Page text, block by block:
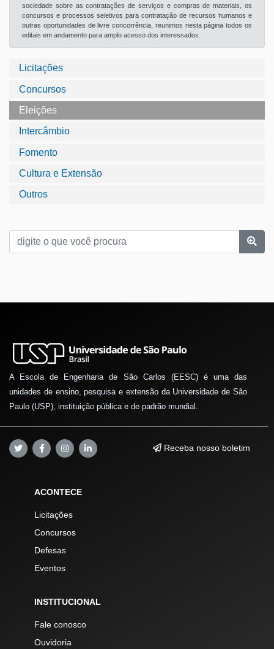
Licitações
Concursos
Eleições
Intercâmbio
Fomento
Cultura e Extensão
Outros
sociedade sobre as contratações de serviços e compras de materiais, os
concursos e processos seletivos para contratação de recursos humanos e
outras oportunidades de livre concorrência, reunimos nesta página todos os
editais em andamento para amplo acesso dos interessados.
A Escola de Engenharia de São Carlos (EESC) é uma das
unidades de ensino, pesquisa e extensão da Universidade de São
Paulo (USP), instituição pública e de padrão mundial.
Receba nosso boletim
ACONTECE
Licitações
Concursos
Defesas
Eventos
INSTITUCIONAL
Fale conosco
Ouvidoria